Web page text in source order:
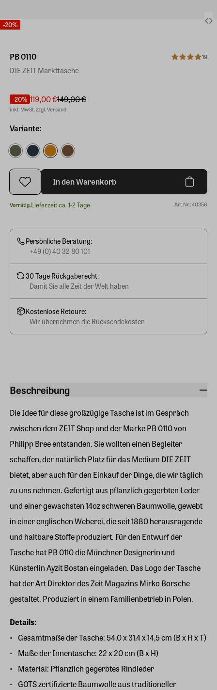
-20%
Beschreibung
Die Idee für diese großzügige Tasche ist im Gespräch
zwischen dem ZEIT Shop und der Marke PB 0110 von
Philipp Bree entstanden. Sie wollten einen Begleiter
schaffen, der natürlich Platz für das Medium DIE ZEIT
bietet, aber auch für den Einkauf der Dinge, die wir täglich
zu uns nehmen. Gefertigt aus pflanzlich gegerbten Leder
und einer gewachsten 14oz schweren Baumwolle, gewebt
in einer englischen Weberei, die seit 1880 herausragende
und haltbare Stoffe produziert. Für den Entwurf der
Tasche hat PB 0110 die Münchner Designerin und
Künsterlin Ayzit Bostan eingeladen. Das Logo der Tasche
hat der Art Direktor des Zeit Magazins Mirko Borsche
gestaltet. Produziert in einem Familienbetrieb in Polen.
Details:
Gesamtmaße der Tasche: 54,0 x 31,4 x 14,5 cm (B x H x T)
Maße der Innentasche: 22 x 20 cm (B x H)
Material: Pflanzlich gegerbtes Rindleder
GOTS zertifizierte Baumwolle aus traditioneller
PB 0110 19
DIE ZEIT Markttasche
-20% 119,00 €149,00 €
inkl. MwSt. zzgl. Versand
Variante:
In den Warenkorb
Vorrätig.Lieferzeit ca. 1-2 Tage Art.Nr.: 40356
Persönliche Beratung:
+49 (0) 40 32 80 101
30 Tage Rückgaberecht:
Damit Sie alle Zeit der Welt haben
Kostenlose Retoure:
Wir übernehmen die Rücksendekosten